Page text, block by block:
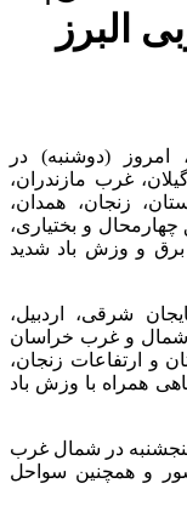
البرز
امروز (دوشنبه) در
غرب مازندران،
زنجان، همدان،
و بختیاری،
برق و وزش باد شدید
شرقی، اردبیل،
شمال و غرب خراسان
ارتفاعات زنجان،
همراه با وزش باد
در شمال غرب
و همچنین سواحل